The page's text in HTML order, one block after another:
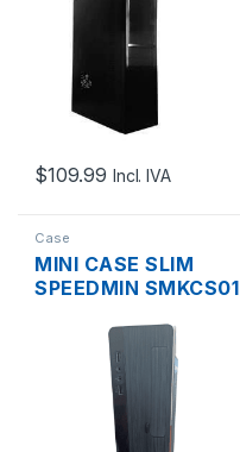
$109.99 Incl. IVA
Case
MINI CASE SLIM
SPEEDMIN SMKCS01